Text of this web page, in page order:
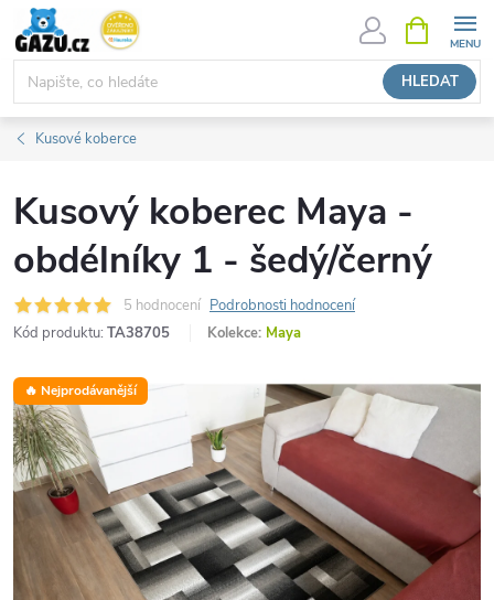
Přejít
obsah
HLEDAT
NÁKUPNÍ
KOŠÍK
Kusové koberce
Kusový koberec Maya -
obdélníky 1 - šedý/černý
5 hodnocení Podrobnosti hodnocení
Kód produktu: TA38705 Kolekce: Maya
🔥 Nejprodávanější